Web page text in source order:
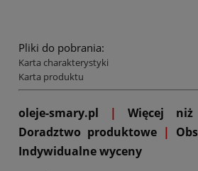
Pliki do pobrania:
Karta charakterystyki
Karta produktu
oleje-smary.pl | Więcej
Doradztwo produktowe |
Indywidualne wyceny